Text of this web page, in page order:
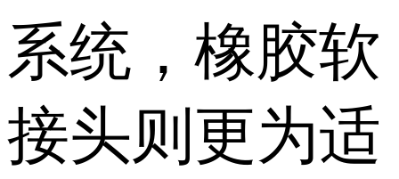
系统，橡胶软
接头则更为适